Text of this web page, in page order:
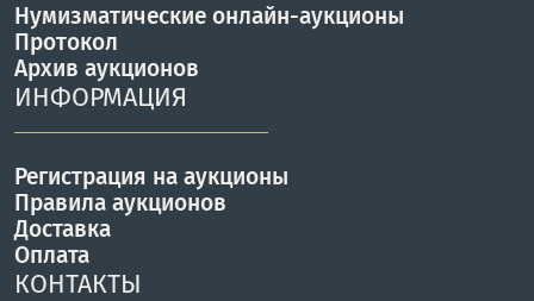
Нумизматические онлайн-аукционы
Протокол
Архив аукционов
ИНФОРМАЦИЯ
Регистрация на аукционы
Правила аукционов
Доставка
Оплата
КОНТАКТЫ